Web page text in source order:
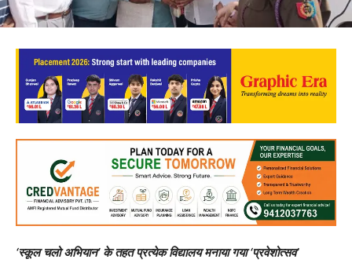
‘स्कूल चलो अभियान’ के तहत प्रत्येक विद्यालय मनाया गया ‘प्रवेशोत्सव’